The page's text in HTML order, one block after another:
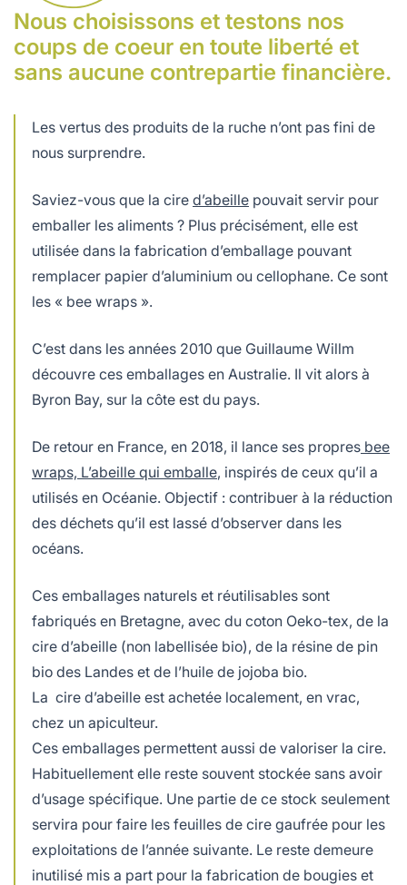
Nous choisissons et testons nos
coups de coeur en toute liberté et
sans aucune contrepartie financière.
Les vertus des produits de la ruche n’ont pas fini de
nous surprendre.
Saviez-vous que la cire d’abeille pouvait servir pour
emballer les aliments ? Plus précisément, elle est
utilisée dans la fabrication d’emballage pouvant
remplacer papier d’aluminium ou cellophane. Ce sont
les « bee wraps ».
C’est dans les années 2010 que Guillaume Willm
découvre ces emballages en Australie. Il vit alors à
Byron Bay, sur la côte est du pays.
De retour en France, en 2018, il lance ses propres bee
wraps, L’abeille qui emballe, inspirés de ceux qu’il a
utilisés en Océanie. Objectif : contribuer à la réduction
des déchets qu’il est lassé d’observer dans les
océans.
Ces emballages naturels et réutilisables sont
fabriqués en Bretagne, avec du coton Oeko-tex, de la
cire d’abeille (non labellisée bio), de la résine de pin
bio des Landes et de l’huile de jojoba bio.
La cire d’abeille est achetée localement, en vrac,
chez un apiculteur.
Ces emballages permettent aussi de valoriser la cire.
Habituellement elle reste souvent stockée sans avoir
d’usage spécifique. Une partie de ce stock seulement
servira pour faire les feuilles de cire gaufrée pour les
exploitations de l’année suivante. Le reste demeure
inutilisé mis a part pour la fabrication de bougies et